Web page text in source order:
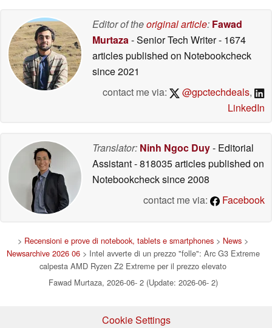
Editor of theoriginal article: Fawad
Murtaza- Senior Tech Writer- 1674
articles published on Notebookcheck
since 2021
contact me via:
@gpctechdeals,
LinkedIn
Translator: Ninh Ngoc Duy- Editorial
Assistant- 818035 articles published on
Notebookchecksince 2008
contact me via:
Facebook
> Recensioni e prove di notebook, tablets e smartphones > News >
Newsarchive 2026 06> Intel avverte di un prezzo "folle": Arc G3 Extreme
calpesta AMD Ryzen Z2 Extreme per il prezzo elevato
Fawad Murtaza, 2026-06- 2 (Update: 2026-06- 2)
Cookie Settings